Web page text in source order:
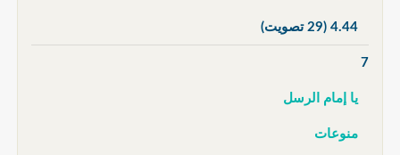
4.44 (29 تصويت)
7
يا إمام الرسل
منوعات